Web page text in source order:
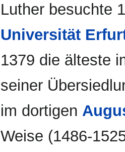
Luther besuchte
Universität
1379 die älteste
seiner
im dortigen
Weise (1486-